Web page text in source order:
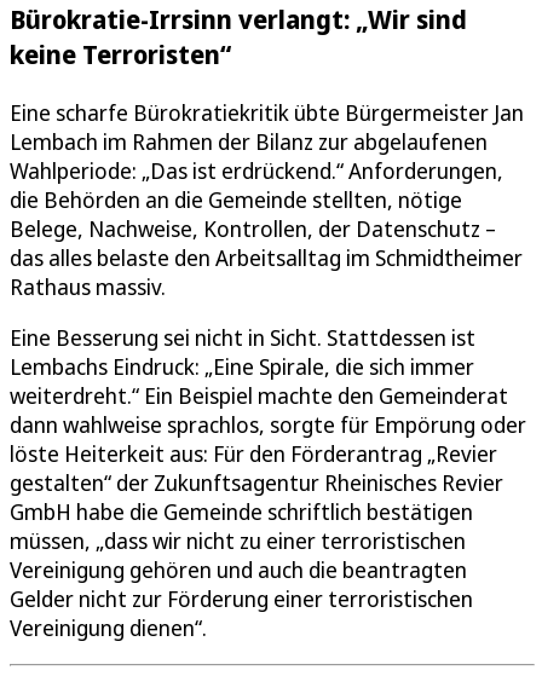
Bürokratie-Irrsinn verlangt: „Wir sind
keine Terroristen“
Eine scharfe Bürokratiekritik übte Bürgermeister Jan
Lembach im Rahmen der Bilanz zur abgelaufenen
Wahlperiode: „Das ist erdrückend.“ Anforderungen,
die Behörden an die Gemeinde stellten, nötige
Belege, Nachweise, Kontrollen, der Datenschutz –
das alles belaste den Arbeitsalltag im Schmidtheimer
Rathaus massiv.
Eine Besserung sei nicht in Sicht. Stattdessen ist
Lembachs Eindruck: „Eine Spirale, die sich immer
weiterdreht.“ Ein Beispiel machte den Gemeinderat
dann wahlweise sprachlos, sorgte für Empörung oder
löste Heiterkeit aus: Für den Förderantrag „Revier
gestalten“ der Zukunftsagentur Rheinisches Revier
GmbH habe die Gemeinde schriftlich bestätigen
müssen, „dass wir nicht zu einer terroristischen
Vereinigung gehören und auch die beantragten
Gelder nicht zur Förderung einer terroristischen
Vereinigung dienen“.